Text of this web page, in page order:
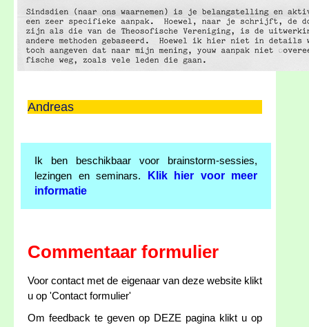
Andreas
Ik ben beschikbaar voor brainstorm-sessies,
lezingen en seminars.
Klik hier voor meer
informatie
Commentaar formulier
Voor contact met de eigenaar van deze website klikt
u op 'Contact formulier'
Om feedback te geven op DEZE pagina klikt u op